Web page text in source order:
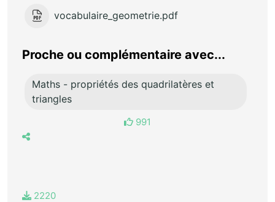
vocabulaire_geometrie.pdf
Proche ou complémentaire avec...
Maths - propriétés des quadrilatères et
triangles
991
2220